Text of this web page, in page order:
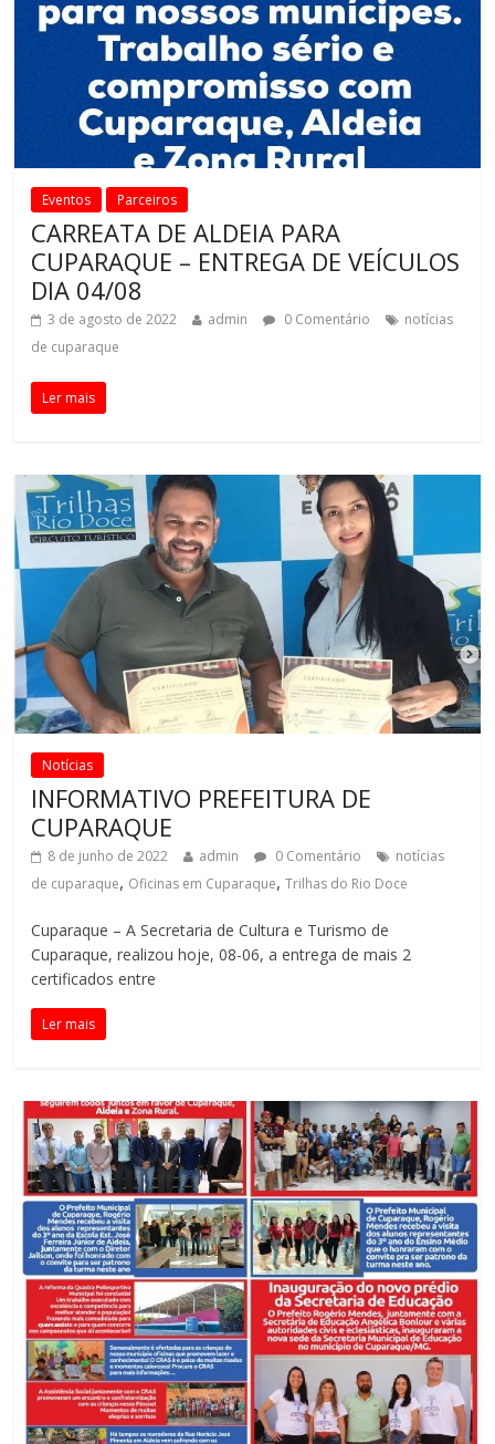
Eventos Parceiros
CARREATA DE ALDEIA PARA
CUPARAQUE – ENTREGA DE VEÍCULOS
DIA 04/08
3 de agosto de 2022 admin 0 Comentário
notícias
de cuparaque
Ler mais
Notícias
INFORMATIVO PREFEITURA DE
CUPARAQUE
8 de junho de 2022 admin 0 Comentário
notícias
de cuparaque, Oficinas em Cuparaque,Trilhas do Rio Doce
Cuparaque – A Secretaria de Cultura e Turismo de
Cuparaque, realizou hoje, 08-06, a entrega de mais 2
certificados entre
Ler mais